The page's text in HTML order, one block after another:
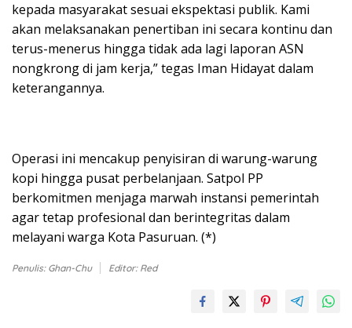
kepada masyarakat sesuai ekspektasi publik. Kami
akan melaksanakan penertiban ini secara kontinu dan
terus-menerus hingga tidak ada lagi laporan ASN
nongkrong di jam kerja,” tegas Iman Hidayat dalam
keterangannya.
Operasi ini mencakup penyisiran di warung-warung
kopi hingga pusat perbelanjaan. Satpol PP
berkomitmen menjaga marwah instansi pemerintah
agar tetap profesional dan berintegritas dalam
melayani warga Kota Pasuruan. (*)
Penulis: Ghan-Chu Editor: Red